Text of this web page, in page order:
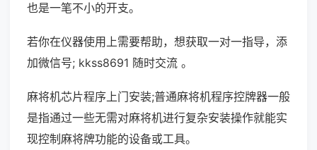
也是一笔不小的开支。
若你在仪器使用上需要帮助，想获取一对一指导，添
加微信号; kkss8691 随时交流 。
麻将机芯片程序上门安装;普通麻将机程序控牌器一般
是指通过一些无需对麻将机进行复杂安装操作就能实
现控制麻将牌功能的设备或工具。